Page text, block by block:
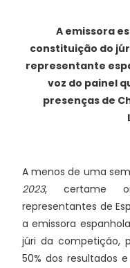
A emissora
constituição do
representante
voz do painel
presenças de
A menos de uma
2023, certame
representantes de
a emissora
júri da competição,
50% dos resultados